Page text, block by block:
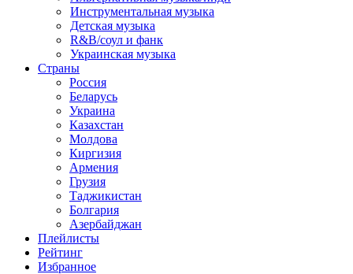
Инструментальная музыка
Детская музыка
R&B/cоул и фанк
Украинская музыка
Страны
Россия
Беларусь
Украина
Казахстан
Молдова
Киргизия
Армения
Грузия
Таджикистан
Болгария
Азербайджан
Плейлисты
Рейтинг
Избранное